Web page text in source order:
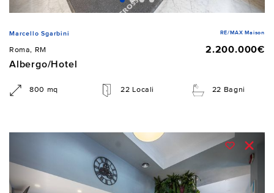
Marcello Sgarbini RE/MAX Maison
Roma, RM
2.200.000€
Albergo/Hotel
800 mq 22 Locali 22 Bagni